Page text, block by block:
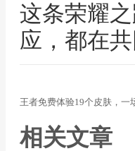
这条荣耀
应，都在
王者免费体验19个皮肤，一
相关文章